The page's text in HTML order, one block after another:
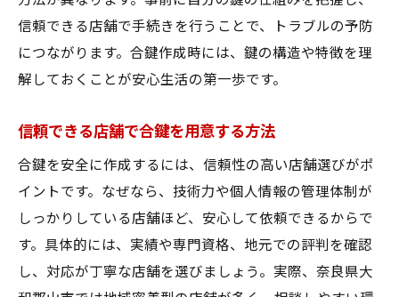
信頼できる店舗で手続きを行うことで、トラブルの予防
につながります。合鍵作成時には、鍵の構造や特徴を理
解しておくことが安心生活の第一歩です。
信頼できる店舗で合鍵を用意する方法
合鍵を安全に作成するには、信頼性の高い店舗選びがポ
イントです。なぜなら、技術力や個人情報の管理体制が
しっかりしている店舗ほど、安心して依頼できるからで
す。具体的には、実績や専門資格、地元での評判を確認
し、対応が丁寧な店舗を選びましょう。実際、奈良県大